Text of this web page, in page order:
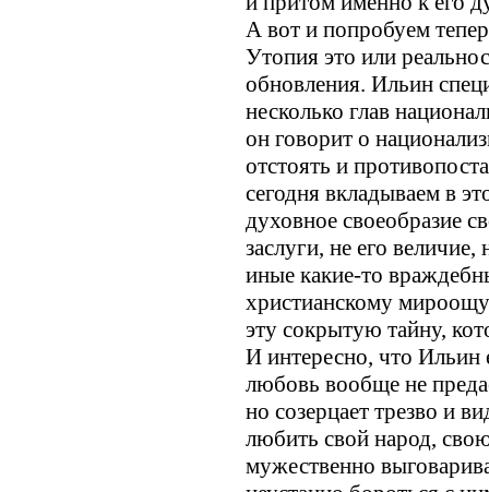
А вот и попробуем
Утопия это или
обновления. Ильин
несколько глав
он говорит о
отстоять и
сегодня вкладываем в
духовное своеобразие
заслуги, не его
иные какие-то
христианскому
эту сокрытую тайну,
И интересно, что Ильин
любовь вообще не
но созерцает трезво и
любить свой народ,
мужественно